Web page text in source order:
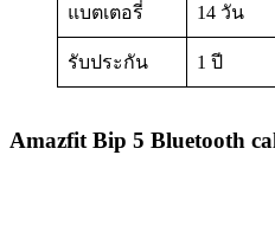
แบตเตอรี่ 14 วัน
รับประกัน 1 ปี
Amazfit Bip 5 Bluetooth